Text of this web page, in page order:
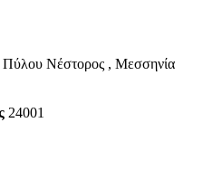
Πύλου Νέστορος , Μεσσηνία
24001